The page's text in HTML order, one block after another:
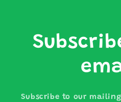
Subscribe to our